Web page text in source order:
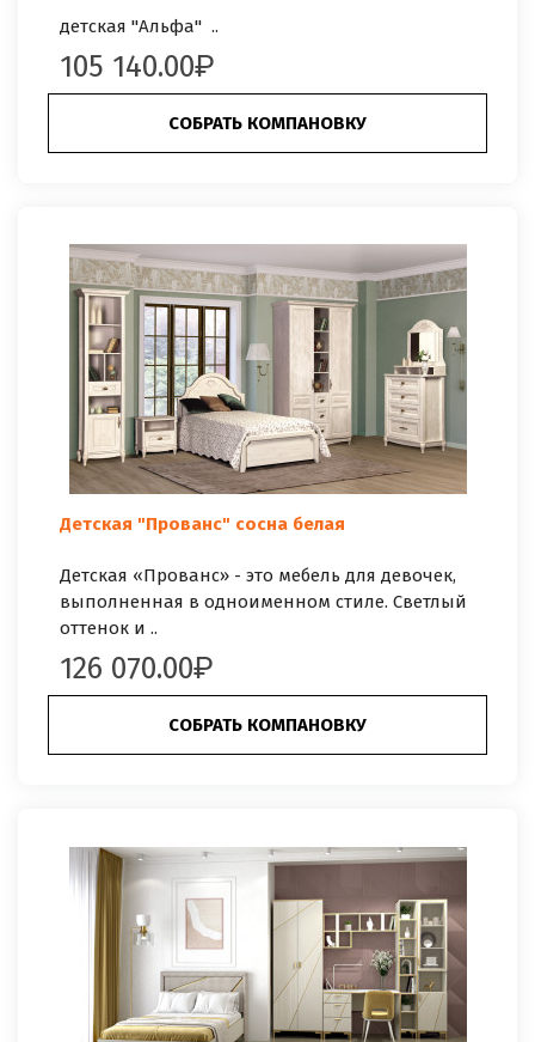
детская "Альфа" ..
105 140.00
СОБРАТЬ КОМПАНОВКУ
Детская "Прованс" сосна белая
Детская «Прованс» - это мебель для девочек,
выполненная в одноименном стиле. Светлый
оттенок и ..
126 070.00
СОБРАТЬ КОМПАНОВКУ